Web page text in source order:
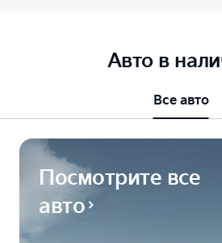
Авто в
Все авто
Посмотрите все
авто